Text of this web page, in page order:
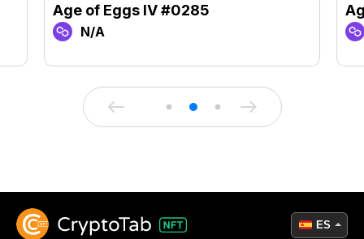
Age of Eggs IV #0285
N/A
ES